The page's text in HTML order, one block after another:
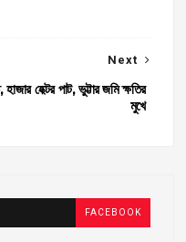
Next
হেক্টর পাট, ভুট্টার জমি ক্ষতির
মুখে
FACEBOOK